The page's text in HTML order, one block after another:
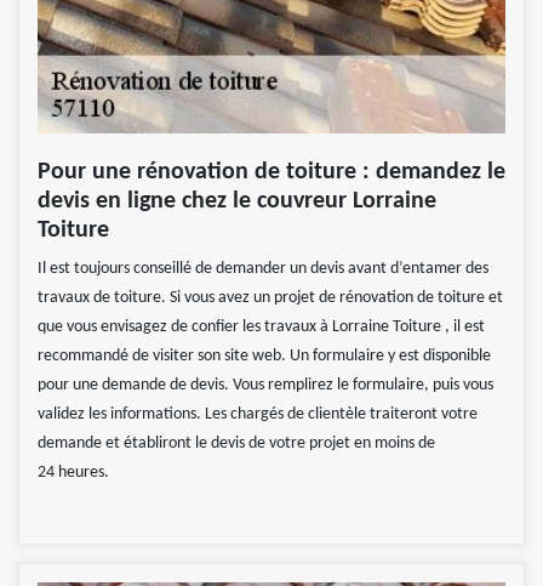
Pour une rénovation de toiture : demandez le
devis en ligne chez le couvreur Lorraine
Toiture
Il est toujours conseillé de demander un devis avant d’entamer des
travaux de toiture. Si vous avez un projet de rénovation de toiture et
que vous envisagez de confier les travaux à Lorraine Toiture , il est
recommandé de visiter son site web. Un formulaire y est disponible
pour une demande de devis. Vous remplirez le formulaire, puis vous
validez les informations. Les chargés de clientèle traiteront votre
demande et établiront le devis de votre projet en moins de
24 heures.